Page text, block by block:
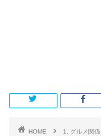
HOME 1. グルメ関係